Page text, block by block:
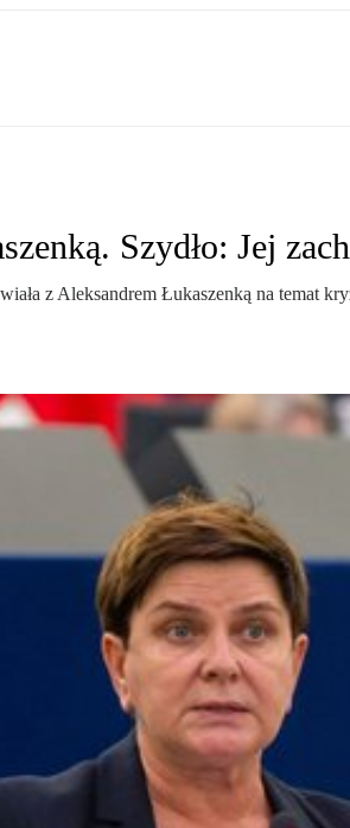
Szydło: Jej
z Aleksandrem Łukaszenką na temat